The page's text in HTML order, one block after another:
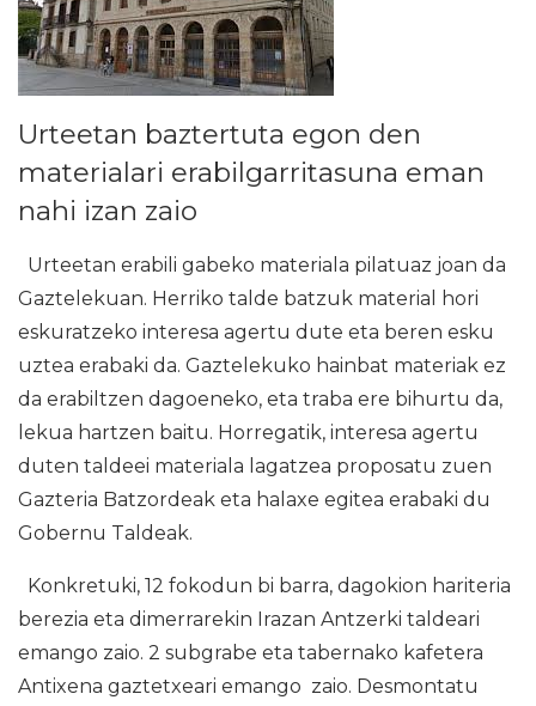
Urteetan baztertuta egon den
materialari erabilgarritasuna eman
nahi izan zaio
Urteetan erabili gabeko materiala pilatuaz joan da
Gaztelekuan. Herriko talde batzuk material hori
eskuratzeko interesa agertu dute eta beren esku
uztea erabaki da. Gaztelekuko hainbat materiak ez
da erabiltzen dagoeneko, eta traba ere bihurtu da,
lekua hartzen baitu. Horregatik, interesa agertu
duten taldeei materiala lagatzea proposatu zuen
Gazteria Batzordeak eta halaxe egitea erabaki du
Gobernu Taldeak.
Konkretuki, 12 fokodun bi barra, dagokion hariteria
berezia eta dimerrarekin Irazan Antzerki taldeari
emango zaio. 2 subgrabe eta tabernako kafetera
Antixena gaztetxeari emango zaio. Desmontatu